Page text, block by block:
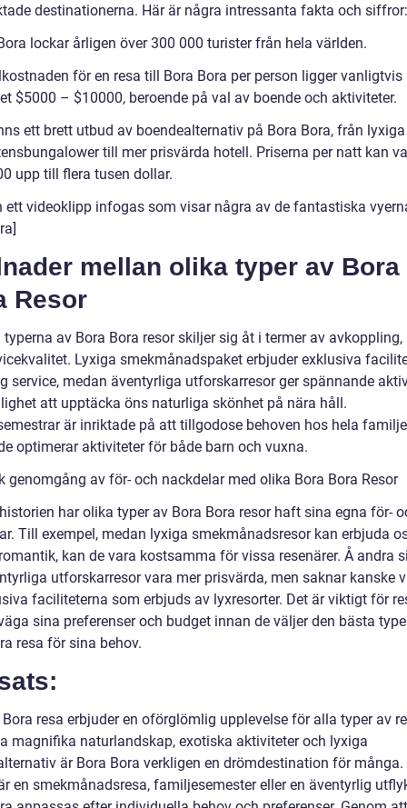
destinationerna. Här är några intressanta fakta och siffror:
lockar årligen över 300 000 turister från hela världen.
för en resa till Bora Bora per person ligger vanligtvis
$5000 – $10000, beroende på val av boende och aktiviteter.
ett brett utbud av boendealternativ på Bora Bora, från lyxiga
till mer prisvärda hotell. Priserna per natt kan
upp till flera tusen dollar.
ett videoklipp infogas som visar några av de fantastiska
mellan olika typer av Bora
Resor
typerna av Bora Bora resor skiljer sig åt i termer av avkoppling,
Lyxiga smekmånadspaket erbjuder exklusiva
service, medan äventyrliga utforskarresor ger spännande
att upptäcka öns naturliga skönhet på nära håll.
är inriktade på att tillgodose behoven hos hela
optimerar aktiviteter för både barn och vuxna.
genomgång av för- och nackdelar med olika Bora Bora Resor
har olika typer av Bora Bora resor haft sina egna för-
Till exempel, medan lyxiga smekmånadsresor kan erbjuda
kan de vara kostsamma för vissa resenärer. Å andra
utforskarresor vara mer prisvärda, men saknar kanske
faciliteterna som erbjuds av lyxresorter. Det är viktigt för
sina preferenser och budget innan de väljer den bästa
resa för sina behov.
Bora resa erbjuder en oförglömlig upplevelse för alla typer av
magnifika naturlandskap, exotiska aktiviteter och lyxiga
är Bora Bora verkligen en drömdestination för många.
en smekmånadsresa, familjesemester eller en äventyrlig